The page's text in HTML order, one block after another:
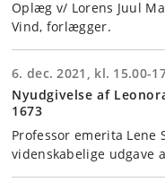
Oplæg v/ Lorens Juul
Vind, forlægger.
6. dec. 2021, kl. 15.00-
Nyudgivelse af
1673
Professor emerita
videnskabelige udgave